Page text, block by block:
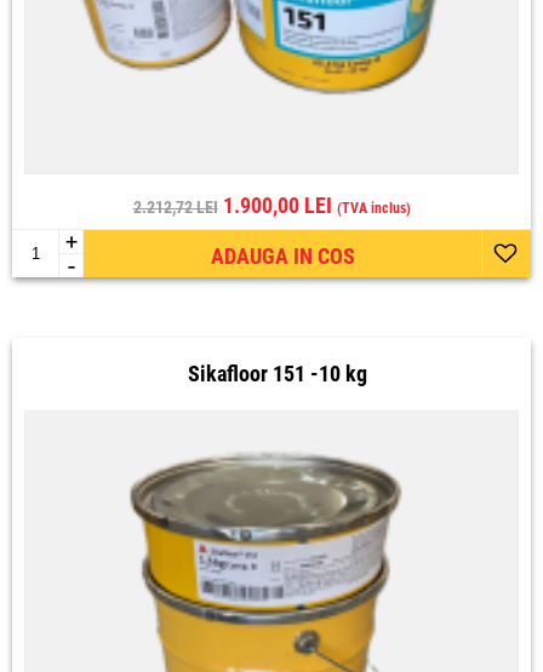
2.212,72 LEI1.900,00 LEI (TVA inclus)
+
- ADAUGA IN COS
Sikafloor 151 -10 kg